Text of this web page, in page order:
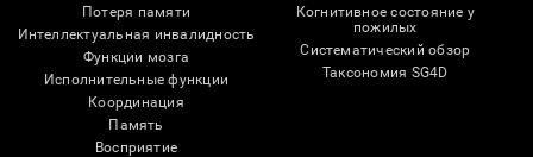
Потеря памяти
Интеллектуальная инвалидность
Функции мозга
Исполнительные функции
Координация
Память
Восприятие
Когнитивное состояние у
пожилых
Систематический обзор
Таксономия SG4D